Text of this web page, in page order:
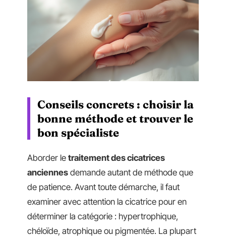
Conseils concrets : choisir la
bonne méthode et trouver le
bon spécialiste
Aborder le traitement des cicatrices
anciennes demande autant de méthode que
de patience. Avant toute démarche, il faut
examiner avec attention la cicatrice pour en
déterminer la catégorie : hypertrophique,
chéloïde, atrophique ou pigmentée. La plupart